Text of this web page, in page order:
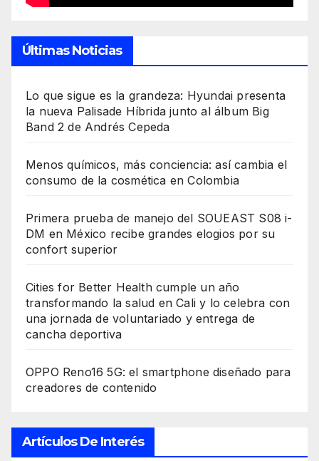
Últimas Noticias
Lo que sigue es la grandeza: Hyundai presenta
la nueva Palisade Híbrida junto al álbum Big
Band 2 de Andrés Cepeda
Menos químicos, más conciencia: así cambia el
consumo de la cosmética en Colombia
Primera prueba de manejo del SOUEAST S08 i-
DM en México recibe grandes elogios por su
confort superior
Cities for Better Health cumple un año
transformando la salud en Cali y lo celebra con
una jornada de voluntariado y entrega de
cancha deportiva
OPPO Reno16 5G: el smartphone diseñado para
creadores de contenido
Artículos De Interés